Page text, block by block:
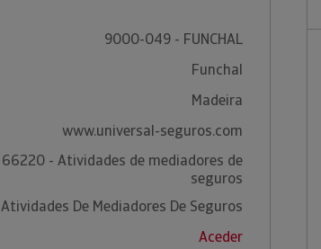
9000-049 - FUNCHAL
Funchal
Madeira
www.universal-seguros.com
66220 - Atividades de mediadores de
seguros
Atividades De Mediadores De Seguros
Aceder